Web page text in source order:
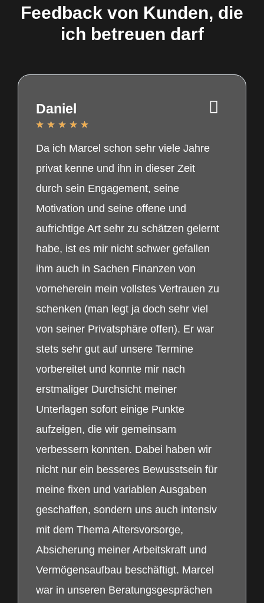
Feedback von Kunden, die
ich betreuen darf
Daniel
★ ★ ★ ★ ★
Da ich Marcel schon sehr viele Jahre
privat kenne und ihn in dieser Zeit
durch sein Engagement, seine
Motivation und seine offene und
aufrichtige Art sehr zu schätzen gelernt
habe, ist es mir nicht schwer gefallen
ihm auch in Sachen Finanzen von
vorneherein mein vollstes Vertrauen zu
schenken (man legt ja doch sehr viel
von seiner Privatsphäre offen). Er war
stets sehr gut auf unsere Termine
vorbereitet und konnte mir nach
erstmaliger Durchsicht meiner
Unterlagen sofort einige Punkte
aufzeigen, die wir gemeinsam
verbessern konnten. Dabei haben wir
nicht nur ein besseres Bewusstsein für
meine fixen und variablen Ausgaben
geschaffen, sondern uns auch intensiv
mit dem Thema Altersvorsorge,
Absicherung meiner Arbeitskraft und
Vermögensaufbau beschäftigt. Marcel
war in unseren Beratungsgesprächen